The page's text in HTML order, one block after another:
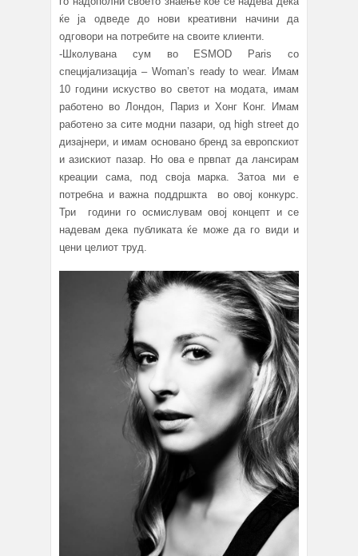
ќе ја одведе до нови креативни начини да
одговори на потребите на своите клиенти.
-Школувана сум во ESMOD Paris со
специјализација – Woman’s ready to wear. Имам
10 години искуство во светот на модата, имам
работено во Лондон, Париз и Хонг Конг. Имам
работено за сите модни пазари, од high street до
дизајнери, и имам основано бренд за европскиот
и азискиот пазар. Но ова е првпат да лансирам
креации сама, под своја марка. Затоа ми е
потребна и важна поддршкта во овој конкурс.
Три години го осмислувам овој концепт и се
надевам дека публиката ќе може да го види и
цени целиот труд.